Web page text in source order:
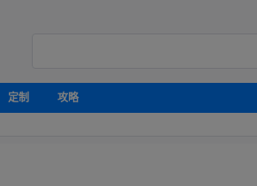
定制
攻略